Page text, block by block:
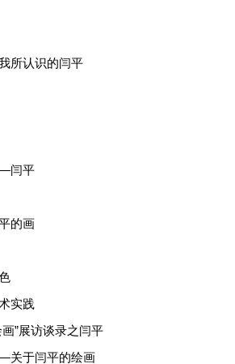
所认识的闫平
闫平
的画
实践
”展访谈录之闫平
关于闫平的绘画